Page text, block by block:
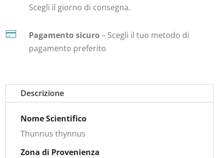
Scegli il giorno di consegna.
 Pagamento sicuro – Scegli il tuo metodo di
pagamento preferito
Descrizione
Nome Scientifico
Thunnus thynnus
Zona di Provenienza